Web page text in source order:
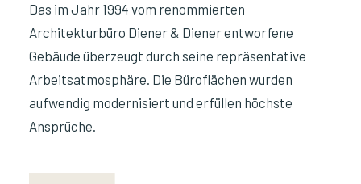
Das im Jahr 1994 vom renommierten
Architekturbüro Diener & Diener entworfene
Gebäude überzeugt durch seine repräsentative
Arbeitsatmosphäre. Die Büroflächen wurden
aufwendig modernisiert und erfüllen höchste
Ansprüche.